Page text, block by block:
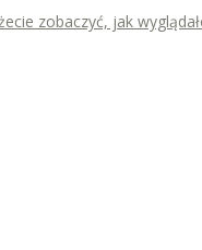
zobaczyć, jak